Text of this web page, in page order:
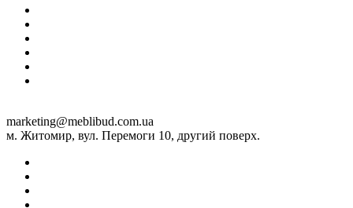
marketing@meblibud.com.ua
м. Житомир, вул. Перемоги 10, другий поверх.